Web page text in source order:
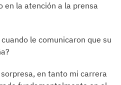
en la atención a la prensa
le comunicaron que su
en tanto mi carrera